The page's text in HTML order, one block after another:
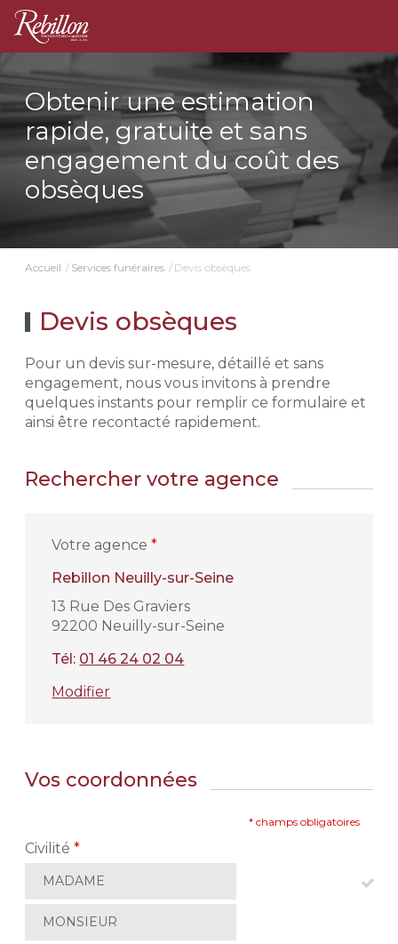
Obtenir une estimation
rapide, gratuite et sans
engagement du coût des
obsèques
Accueil Services funéraires Devis obsèques
Devis obsèques
Pour un devis sur-mesure, détaillé et sans
engagement, nous vous invitons à prendre
quelques instants pour remplir ce formulaire et
ainsi être recontacté rapidement.
Rechercher votre agence
Votre agence*
Rebillon Neuilly-sur-Seine
13 Rue Des Graviers
92200 Neuilly-sur-Seine
Tél: 01 46 24 02 04
Modifier
Vos coordonnées
* champs obligatoires
Civilité*
MADAME
MONSIEUR